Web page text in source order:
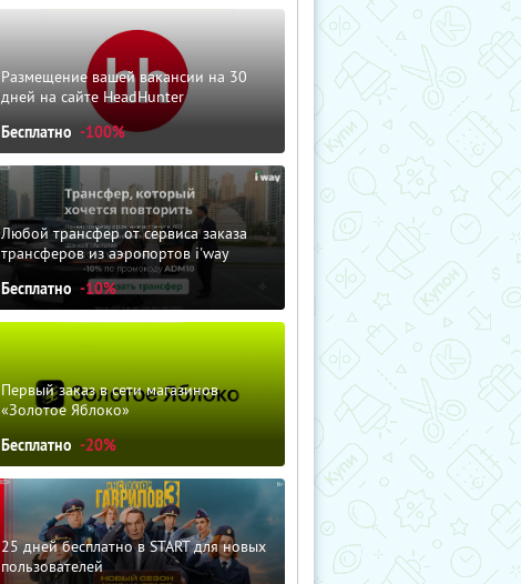
Размещение вашей вакансии на 30
дней на сайте HeadHunter
Бесплатно -100%
Любой трансфер от сервиса заказа
трансферов из аэропортов i'way
Бесплатно -10%
Первый заказ в сети магазинов
«Золотое Яблоко»
Бесплатно -20%
25 дней бесплатно в START для новых
пользователей